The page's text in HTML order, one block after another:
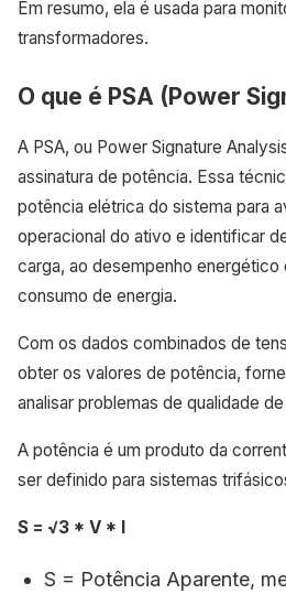
Em resumo, ela é usada para
transformadores.
O que é PSA (Power
A PSA, ou Power Signature
assinatura de potência. Essa
potência elétrica do sistema para
operacional do ativo e identificar
carga, ao desempenho energético
consumo de energia.
Com os dados combinados de
obter os valores de potência,
analisar problemas de qualidade
A potência é um produto da
ser definido para sistemas
S = √3 * V * I
S = Potência Aparente,